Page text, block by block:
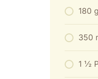
180
350
1 ½